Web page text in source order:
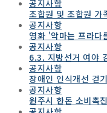
공지사항
조합원 및 조합원
공지사항
영화 '악마는 프라
공지사항
6.3. 지방선거 여야
공지사항
장애인 인식개선 걷
공지사항
원주시 한돈 소비촉